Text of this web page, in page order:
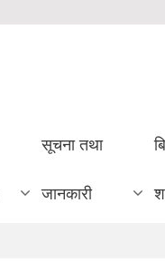
सूचना तथा
जानकारी